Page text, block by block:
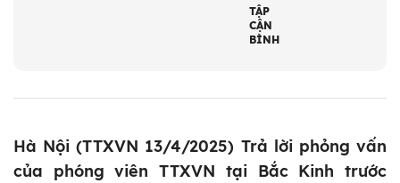
TẬP
CẬN
BÌNH
Hà Nội (TTXVN 13/4/2025) Trả lời phỏng vấn
của phóng viên TTXVN tại Bắc Kinh trước